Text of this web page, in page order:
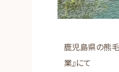
鹿児島県の熊
業』にて